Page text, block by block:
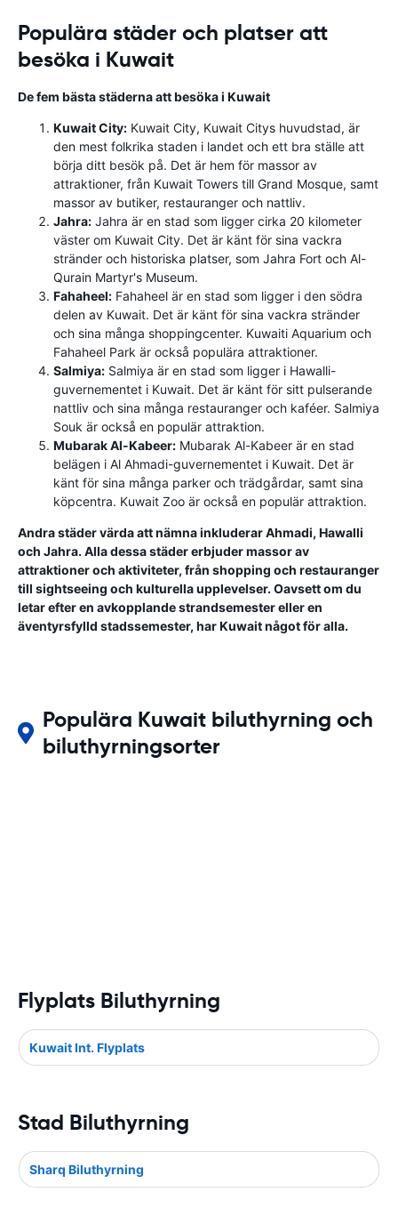
Populära städer och platser att
besöka i Kuwait
De fem bästa städerna att besöka i Kuwait
Kuwait City: Kuwait City, Kuwait Citys huvudstad, är
den mest folkrika staden i landet och ett bra ställe att
börja ditt besök på. Det är hem för massor av
attraktioner, från Kuwait Towers till Grand Mosque, samt
massor av butiker, restauranger och nattliv.
Jahra: Jahra är en stad som ligger cirka 20 kilometer
väster om Kuwait City. Det är känt för sina vackra
stränder och historiska platser, som Jahra Fort och Al-
Qurain Martyr's Museum.
Fahaheel: Fahaheel är en stad som ligger i den södra
delen av Kuwait. Det är känt för sina vackra stränder
och sina många shoppingcenter. Kuwaiti Aquarium och
Fahaheel Park är också populära attraktioner.
Salmiya: Salmiya är en stad som ligger i Hawalli-
guvernementet i Kuwait. Det är känt för sitt pulserande
nattliv och sina många restauranger och kaféer. Salmiya
Souk är också en populär attraktion.
Mubarak Al-Kabeer: Mubarak Al-Kabeer är en stad
belägen i Al Ahmadi-guvernementet i Kuwait. Det är
känt för sina många parker och trädgårdar, samt sina
köpcentra. Kuwait Zoo är också en populär attraktion.
Andra städer värda att nämna inkluderar Ahmadi, Hawalli
och Jahra. Alla dessa städer erbjuder massor av
attraktioner och aktiviteter, från shopping och restauranger
till sightseeing och kulturella upplevelser. Oavsett om du
letar efter en avkopplande strandsemester eller en
äventyrsfylld stadssemester, har Kuwait något för alla.
Populära Kuwait biluthyrning och
biluthyrningsorter
Flyplats Biluthyrning
Kuwait Int. Flyplats
Stad Biluthyrning
Sharq Biluthyrning